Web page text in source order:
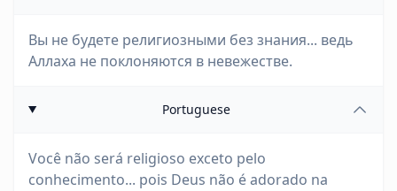
Вы не будете религиозными без знания... ведь
Аллаха не поклоняются в невежестве.
Portuguese
Você não será religioso exceto pelo
conhecimento... pois Deus não é adorado na